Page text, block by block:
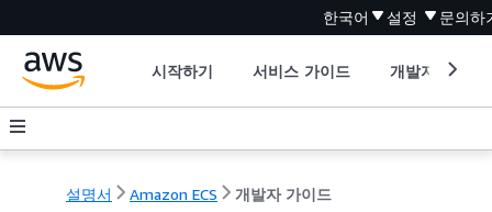
한국어 설정 문의하
시작하기 서비스 가이드 개발자 도구
설명서 Amazon ECS 개발자 가이드